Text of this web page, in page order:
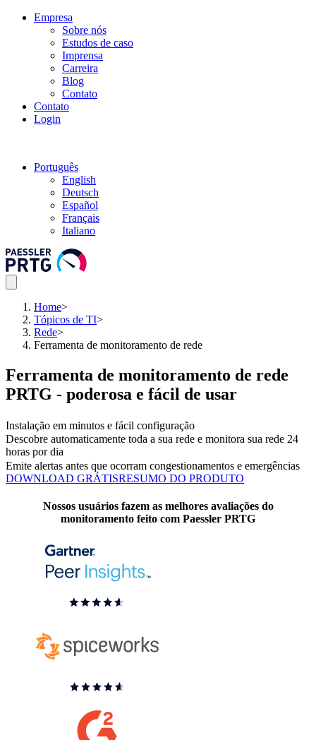
Empresa
Sobre nós
Estudos de caso
Imprensa
Carreira
Blog
Contato
Contato
Login
Português
English
Deutsch
Español
Français
Italiano
Home>
Tópicos de TI>
Rede>
Ferramenta de monitoramento de rede
Ferramenta de monitoramento de rede
PRTG - poderosa e fácil de usar
Instalação em minutos e fácil configuração
Descobre automaticamente toda a sua rede e monitora sua rede 24
horas por dia
Emite alertas antes que ocorram congestionamentos e emergências
DOWNLOAD GRÁTISRESUMO DO PRODUTO
Nossos usuários fazem as melhores avaliações do
monitoramento feito com Paessler PRTG